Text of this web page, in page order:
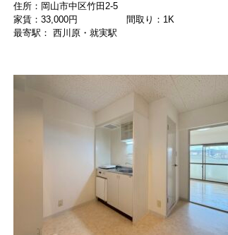
住所：岡山市中区竹田2-5
家賃： 33,000円
間取り：1K
最寄駅： 西川原・就実駅